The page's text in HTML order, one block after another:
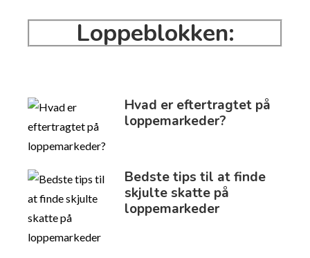
Loppeblokken:
Hvad er eftertragtet på
loppemarkeder?
Bedste tips til at finde
skjulte skatte på
loppemarkeder